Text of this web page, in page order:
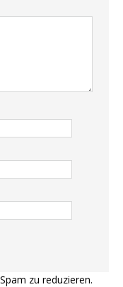
zu reduzieren.